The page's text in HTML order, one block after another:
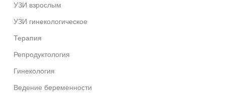
УЗИ взрослым
УЗИ гинекологическое
Терапия
Репродуктология
Гинекология
Ведение беременности